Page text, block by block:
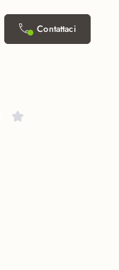
Contattaci